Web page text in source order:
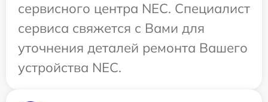
сервисного центра NEC. Специалист
сервиса свяжется с Вами для
уточнения деталей ремонта Вашего
устройства NEC.